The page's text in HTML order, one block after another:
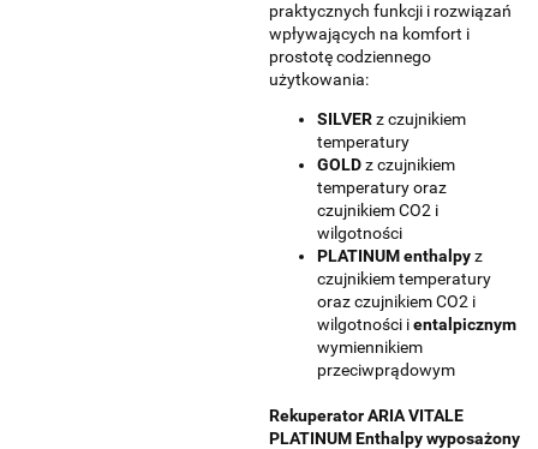
praktycznych funkcji i rozwiązań
wpływających na komfort i
prostotę codziennego
użytkowania:
SILVERz czujnikiem
temperatury
GOLDz czujnikiem
temperatury oraz
czujnikiemCO2 i
wilgotności
PLATINUM enthalpyz
czujnikiem temperatury
oraz czujnikiemCO2 i
wilgotności ientalpicznym
wymiennikiem
przeciwprądowym
RekuperatorARIA VITALE
PLATINUM Enthalpywyposażony